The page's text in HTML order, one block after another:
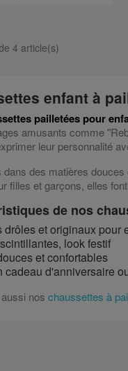
4 article(s)
enfant à
pailletées pour
amusants comme
leur personnalité
dans des matières
filles et garçons, elles
de nos
drôles et originaux pour
look festif
et confortables
cadeau d'anniversaire
nos chaussettes à